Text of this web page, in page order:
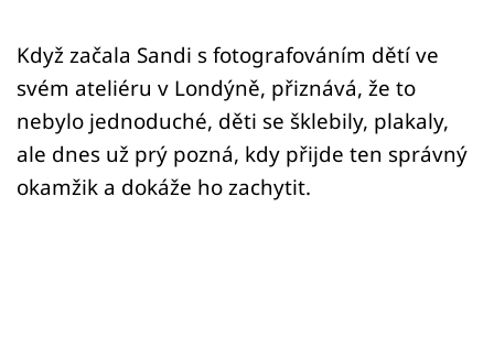
Sledujte nás
Když začala Sandi s fotografováním dětí ve
svém ateliéru v Londýně, přiznává, že to
nebylo jednoduché, děti se šklebily, plakaly,
ale dnes už prý pozná, kdy přijde ten správný
okamžik a dokáže ho zachytit.